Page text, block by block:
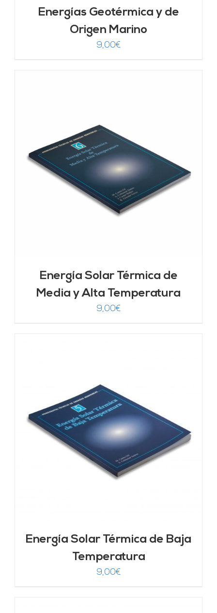
Energías Geotérmica y de
Origen Marino
9,00€
Energía Solar Térmica de
Media y Alta Temperatura
9,00€
Energía Solar Térmica de Baja
Temperatura
9,00€